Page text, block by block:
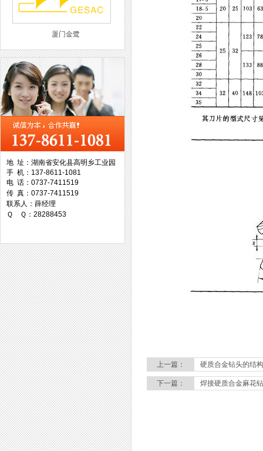
厦门金鹭
西工集团
台湾协威机械
台湾万事达切削科技
地 址：湖南省安化县高明乡工业园
手 机：137-8611-1081
电 话：0737-7411519
传 真：0737-7411519
联系人：薛经理
Ｑ Ｑ：28288453
上一篇： 硬质合金钻头的结构
下一篇： 焊接硬质合金麻花钻